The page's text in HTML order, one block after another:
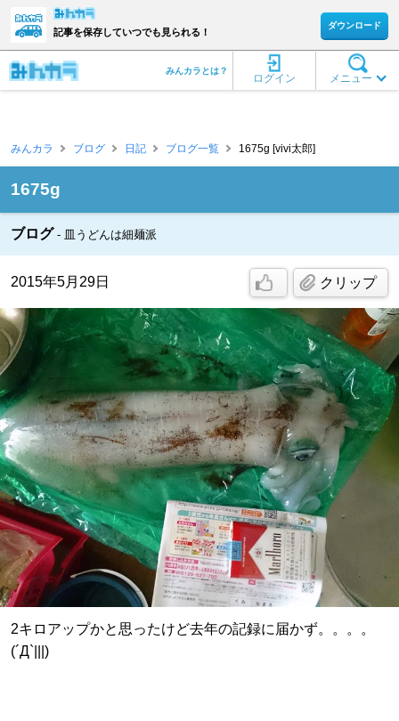
記事を保存していつでも見られる！
ダウンロード
メニュー
ログイン
みんカラとは？
みんカラ ブログ 日記 ブログ一覧 1675g [vivi太郎]
1675g
ブログ 皿うどんは細麺派
2015年5月29日 クリップ
2キロアップかと思ったけど去年の記録に届かず。。。。
(´Д`|||)